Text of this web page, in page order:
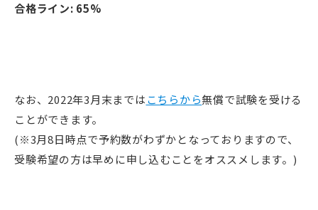
合格ライン: 65%
なお、2022年3月末まではこちらから無償で試験を受ける
ことができます。
(※3月8日時点で予約数がわずかとなっておりますので、
受験希望の方は早めに申し込むことをオススメします。)